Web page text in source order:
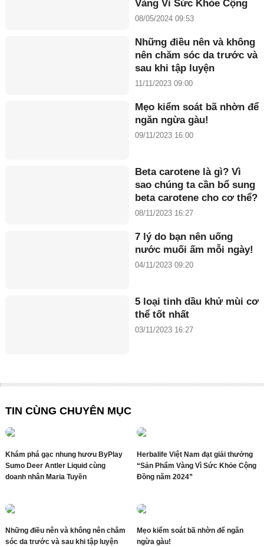
Vàng Vì Sức Khỏe Cộng
Đồng năm 2024”
08/05/2024 09:53
Những điều nên và không
nên chăm sóc da trước và
sau khi tập luyện
11/11/2023 09:00
Mẹo kiểm soát bã nhờn để
ngăn ngừa gàu!
09/11/2023 16:00
Beta carotene là gì? Vì
sao chúng ta cần bổ sung
beta carotene cho cơ thể?
08/11/2023 16:27
7 lý do bạn nên uống
nước muối ấm mỗi ngày!
04/11/2023 09:20
5 loại tinh dầu khử mùi cơ
thể tốt nhất
03/11/2023 16:27
TIN CÙNG CHUYÊN MỤC
Khám phá gạc nhung hươu ByPlay
Sumo Deer Antler Liquid cùng
doanh nhân Maria Tuyền
Herbalife Việt Nam đạt giải thưởng
“Sản Phẩm Vàng Vì Sức Khỏe Cộng
Đồng năm 2024”
Những điều nên và không nên chăm
sóc da trước và sau khi tập luyện
Mẹo kiểm soát bã nhờn để ngăn
ngừa gàu!